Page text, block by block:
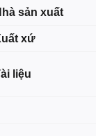
sản xuất
xứ
liệu